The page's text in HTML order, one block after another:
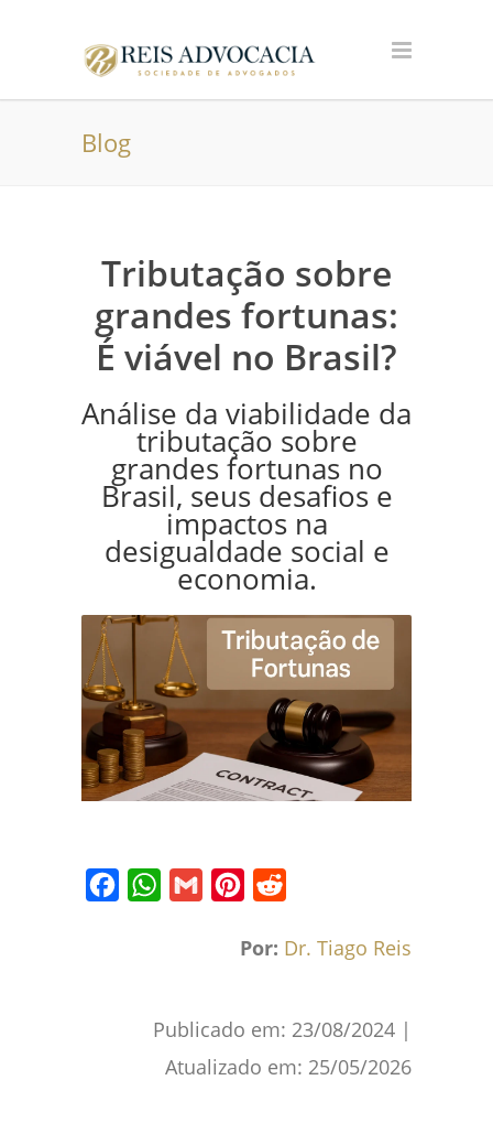
Blog
Tributação sobre
grandes fortunas:
É viável no Brasil?
Análise da viabilidade da
tributação sobre
grandes fortunas no
Brasil, seus desafios e
impactos na
desigualdade social e
economia.
FacebookWhatsApp
Gmail Pinterest
Por: Dr. Tiago Reis
Publicado em: 23/08/2024 |
Atualizado em: 25/05/2026